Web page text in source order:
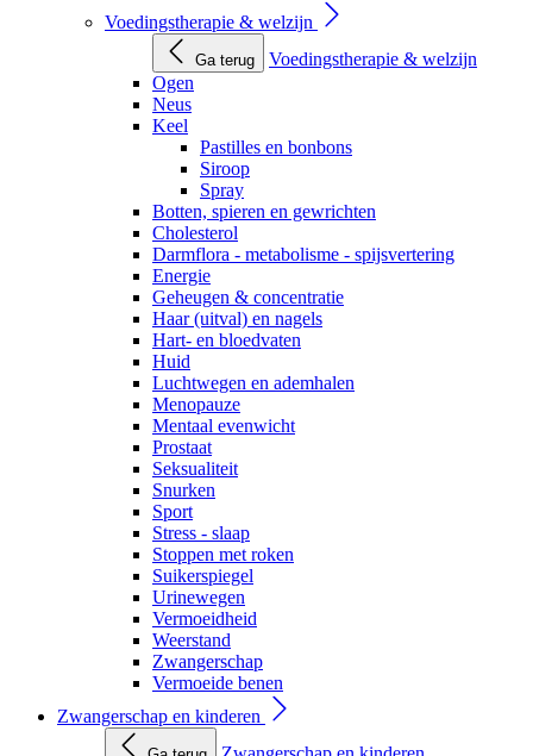
Voedingstherapie & welzijn
Ga terug
Voedingstherapie & welzijn
Ogen
Neus
Keel
Pastilles en bonbons
Siroop
Spray
Botten, spieren en gewrichten
Cholesterol
Darmflora - metabolisme - spijsvertering
Energie
Geheugen & concentratie
Haar (uitval) en nagels
Hart- en bloedvaten
Huid
Luchtwegen en ademhalen
Menopauze
Mentaal evenwicht
Prostaat
Seksualiteit
Snurken
Sport
Stress - slaap
Stoppen met roken
Suikerspiegel
Urinewegen
Vermoeidheid
Weerstand
Zwangerschap
Vermoeide benen
Zwangerschap en kinderen